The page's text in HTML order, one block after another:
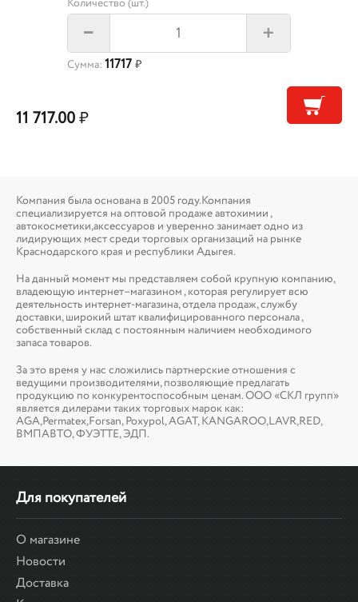
Количество (шт.)
– +
Сумма: 11717 ₽
11 717.00₽
Компания была основана в 2005 году.Компания
специализируется на оптовой продаже автохимии ,
автокосметики,аксессуаров и уверенно занимает одно из
лидирующих мест среди торговых организаций на рынке
Краснодарского края и республики Адыгея.
На данный момент мы представляем собой крупную компанию,
владеющую интернет–магазином , которая регулирует всю
деятельность интернет-магазина, отдела продаж, службу
доставки, широкий штат квалифицированного персонала ,
собственный склад c постоянным наличием необходимого
запаса товаров.
За это время у нас сложились партнерские отношения с
ведущими производителями, позволяющие предлагать
продукцию по конкурентоспособным ценам. ООО «СКЛ групп»
является дилерами таких торговых марок как:
AGA,Permatex,Forsan, Poxypol, AGAT, KANGAROO,LAVR,RED,
ВМПАВТО, ФУЭТТЕ, ЭДП.
Для покупателей
О магазине
Новости
Доставка